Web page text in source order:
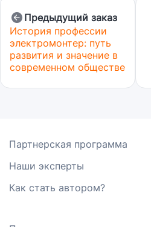
Предыдущий заказ
История профессии
электромонтер: путь
развития и значение в
современном обществе
Партнерская программа
Наши эксперты
Как стать автором?